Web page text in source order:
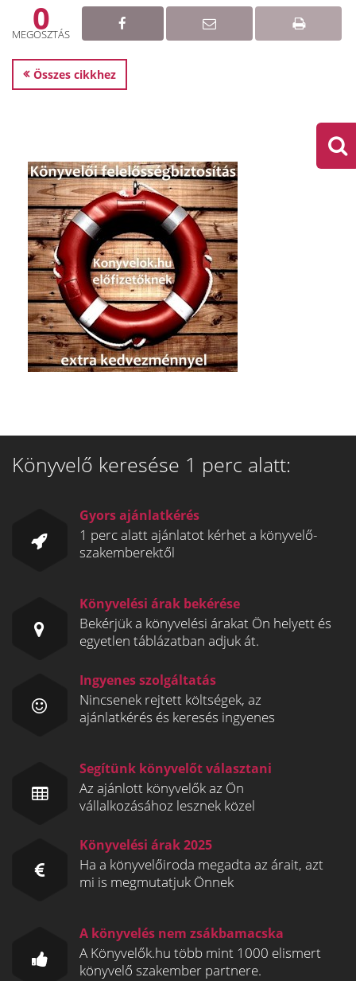
0
MEGOSZTÁS
Összes cikkhez
Könyvelő keresése 1 perc alatt:
Gyors ajánlatkérés
1 perc alatt ajánlatot kérhet a könyvelő-
szakemberektől
Könyvelési árak bekérése
Bekérjük a könyvelési árakat Ön helyett és
egyetlen táblázatban adjuk át.
Ingyenes szolgáltatás
Nincsenek rejtett költségek, az
ajánlatkérés és keresés ingyenes
Segítünk könyvelőt választani
Az ajánlott könyvelők az Ön
vállalkozásához lesznek közel
Könyvelési árak 2025
Ha a könyvelőiroda megadta az árait, azt
mi is megmutatjuk Önnek
A könyvelés nem zsákbamacska
A Könyvelők.hu több mint 1000 elismert
könyvelő szakember partnere.